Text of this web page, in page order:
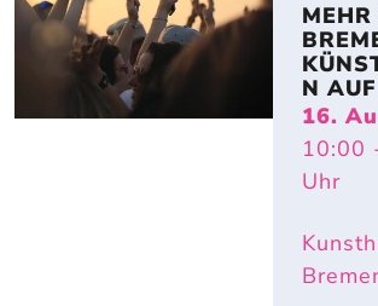
N
16.
10:00
Uhr